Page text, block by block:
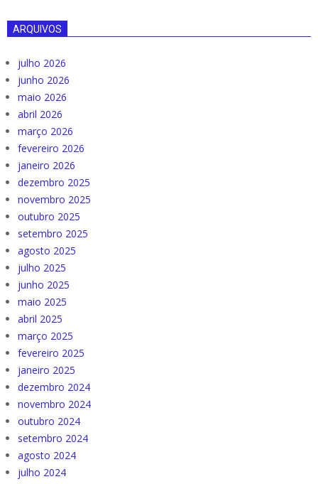
ARQUIVOS
julho 2026
junho 2026
maio 2026
abril 2026
março 2026
fevereiro 2026
janeiro 2026
dezembro 2025
novembro 2025
outubro 2025
setembro 2025
agosto 2025
julho 2025
junho 2025
maio 2025
abril 2025
março 2025
fevereiro 2025
janeiro 2025
dezembro 2024
novembro 2024
outubro 2024
setembro 2024
agosto 2024
julho 2024